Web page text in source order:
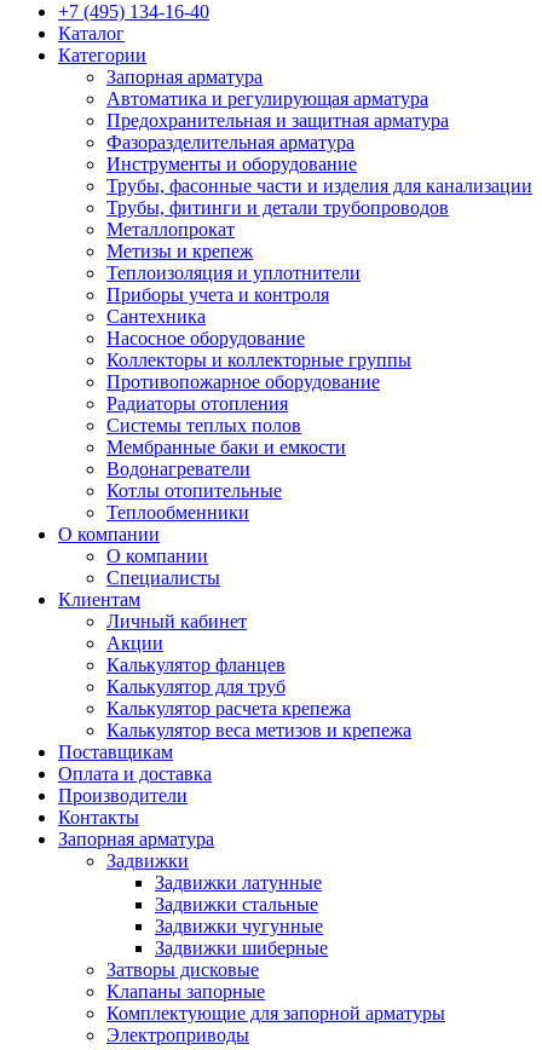
+7 (495) 134-16-40
Каталог
Категории
Запорная арматура
Автоматика и регулирующая арматура
Предохранительная и защитная арматура
Фазоразделительная арматура
Инструменты и оборудование
Трубы, фасонные части и изделия для канализации
Трубы, фитинги и детали трубопроводов
Металлопрокат
Метизы и крепеж
Теплоизоляция и уплотнители
Приборы учета и контроля
Сантехника
Насосное оборудование
Коллекторы и коллекторные группы
Противопожарное оборудование
Радиаторы отопления
Системы теплых полов
Мембранные баки и емкости
Водонагреватели
Котлы отопительные
Теплообменники
О компании
О компании
Специалисты
Клиентам
Личный кабинет
Акции
Калькулятор фланцев
Калькулятор для труб
Калькулятор расчета крепежа
Калькулятор веса метизов и крепежа
Поставщикам
Оплата и доставка
Производители
Контакты
Запорная арматура
Задвижки
Задвижки латунные
Задвижки стальные
Задвижки чугунные
Задвижки шиберные
Затворы дисковые
Клапаны запорные
Комплектующие для запорной арматуры
Электроприводы